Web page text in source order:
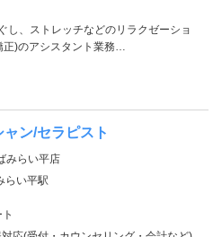
し、ストレッチなどのリラクゼーショ
)のアシスタント業務…
ン/セラピスト
みらい平店
らい平駅